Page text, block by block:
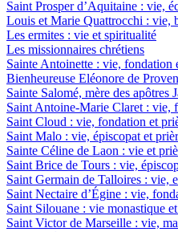
Saint Prosper d’Aquitaine : vie,
Louis et Marie Quattrocchi : vie,
Les ermites : vie et spiritualité
Les missionnaires chrétiens
Sainte Antoinette : vie, fondation
Bienheureuse Eléonore de
Sainte Salomé, mère des apôtres
Saint Antoine-Marie Claret : vie,
Saint Cloud : vie, fondation et
Saint Malo : vie, épiscopat et
Sainte Céline de Laon : vie et
Saint Brice de Tours : vie,
Saint Germain de Talloires : vie,
Saint Nectaire d’Égine : vie,
Saint Silouane : vie monastique
Saint Victor de Marseille : vie,